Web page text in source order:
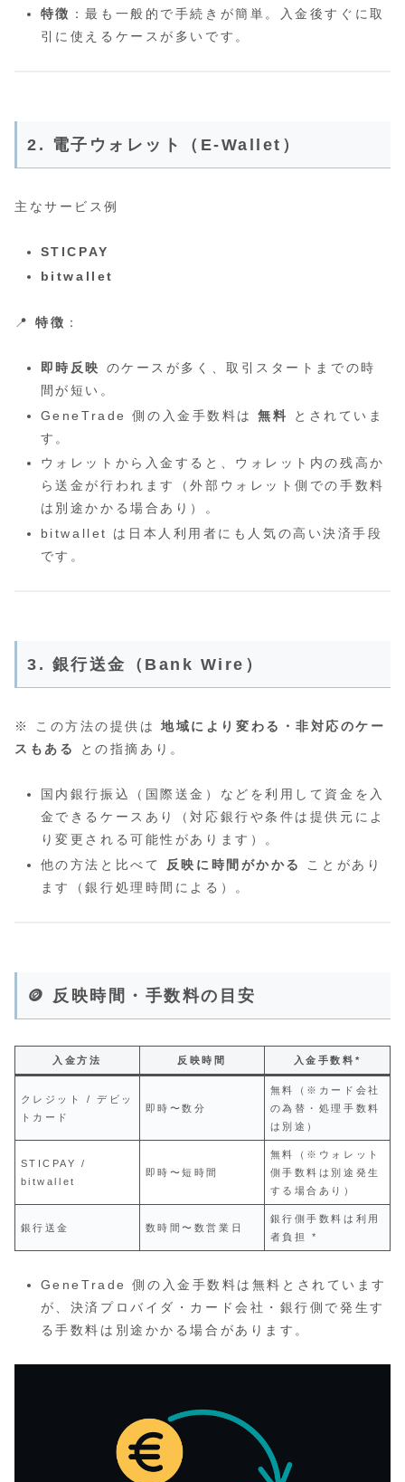
特徴 ：最も一般的で手続きが簡単。入金後すぐに取
引に使えるケースが多いです。
2. 電子ウォレット（E‑Wallet）
主なサービス例
STICPAY
bitwallet
📍特徴 ：
即時反映
のケースが多く、取引スタートまでの時
間が短い。
GeneTrade 側の入金手数料は無料
とされていま
す。
ウォレットから入金すると、ウォレット内の残高か
ら送金が行われます（外部ウォレット側での手数料
は別途かかる場合あり）。
bitwallet は日本人利用者にも人気の高い決済手段
です。
3. 銀行送金（Bank Wire）
※ この方法の提供は地域により変わる・非対応のケー
スもある
との指摘あり。
国内銀行振込（国際送金）などを利用して資金を入
金できるケースあり（対応銀行や条件は提供元によ
り変更される可能性があります）。
他の方法と比べて
反映に時間がかかる
ことがあり
ます（銀行処理時間による）。
🪙 反映時間・手数料の目安
入金方法 反映時間 入金手数料*
クレジット / デビッ
トカード
即時〜数分
無料（※カード会社
の為替・処理手数料
は別途）
STICPAY /
bitwallet
即時〜短時間
無料（※ウォレット
側手数料は別途発生
する場合あり）
銀行送金 数時間〜数営業日
銀行側手数料は利用
者負担 *
GeneTrade 側の入金手数料は無料とされています
が、決済プロバイダ・カード会社・銀行側で発生す
る手数料は別途かかる場合があります。